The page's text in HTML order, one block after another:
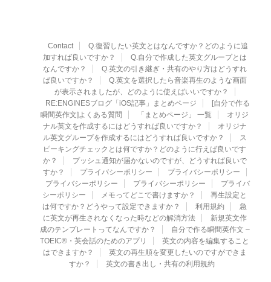
Contact
Q.復習したい英文とはなんですか？どのように追
加すれば良いですか？
Q.自分で作成した英文グループとは
なんですか？
Q.英文の引き継ぎ・共有のやり方はどうすれ
ば良いですか？
Q.英文を選択したら音楽再生のような画面
が表示されましたが、どのように使えばいいですか？
RE:ENGINESブログ「iOS記事」まとめページ
[自分で作る
瞬間英作文]よくある質問
「まとめページ」 一覧
オリジ
ナル英文を作成するにはどうすれば良いですか？
オリジナ
ル英文グループを作成するにはどうすれば良いですか？
ス
ピーキングチェックとは何ですか？どのように行えば良いです
か？
プッシュ通知が届かないのですが、どうすれば良いで
すか？
プライバシーポリシー
プライバシーポリシー
プライバシーポリシー
プライバシーポリシー
プライバ
シーポリシー
メモってどこで書けますか？
再生設定と
は何ですか？どうやって設定できますか？
利用規約
急
に英文が再生されなくなった時などの解消方法
新規英文作
成のテンプレートってなんですか？
自分で作る瞬間英作文 –
TOEIC®・英会話のためのアプリ
英文の内容を編集すること
はできますか？
英文の再生順を変更したいのですができま
すか？
英文の書き出し・共有の利用規約